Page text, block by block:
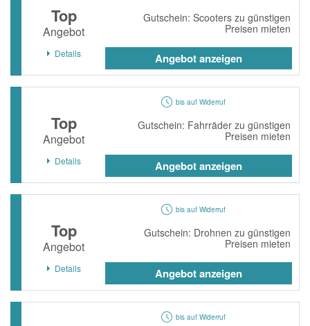
Top
Angebot
Gutschein: Scooters zu günstigen
Preisen mieten
Details Angebot anzeigen
bis auf Widerruf
Top
Angebot
Gutschein: Fahrräder zu günstigen
Preisen mieten
Details Angebot anzeigen
bis auf Widerruf
Top
Angebot
Gutschein: Drohnen zu günstigen
Preisen mieten
Details Angebot anzeigen
bis auf Widerruf